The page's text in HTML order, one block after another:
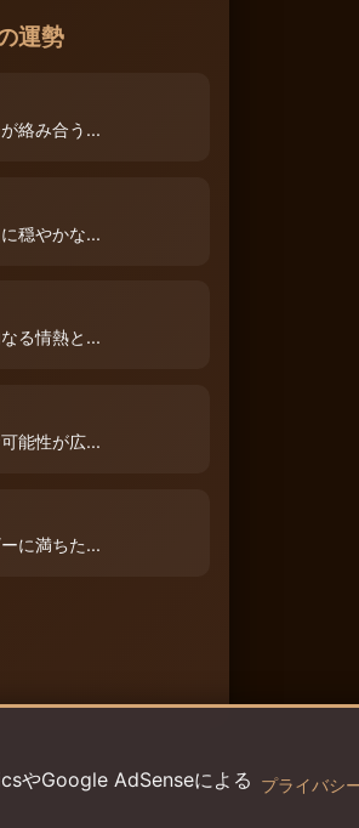
運勢
絡み合う...
穏やかな...
る情熱と...
能性が広...
に満ちた...
やGoogle AdSenseによる プライバシ